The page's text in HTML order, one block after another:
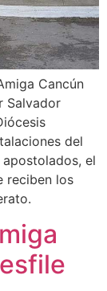
Cancún
Salvador
del
el
reciben los